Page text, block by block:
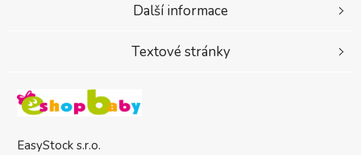
EasyStock s.r.o.
Další informace
Textové stránky